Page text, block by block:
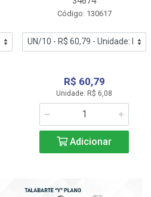
Código: 130617
R$ 60,79
Unidade: R$ 6,08
Adicionar